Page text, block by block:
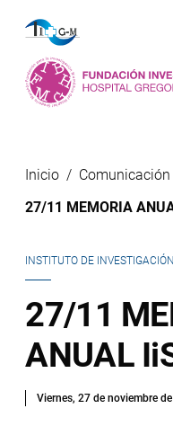
Inicio Comunicación
27/11 MEMORIA
INSTITUTO DE INVESTIGACIÓN
27/11
ANUAL
Viernes, 27 de noviembre